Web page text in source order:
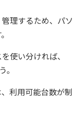
理するため、パソ
使い分ければ、
利用可能台数が制